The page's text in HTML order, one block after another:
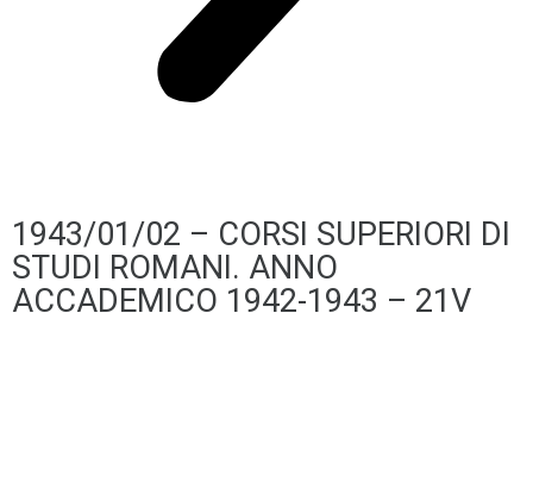
1943/01/02 – CORSI SUPERIORI DI
STUDI ROMANI. ANNO
ACCADEMICO 1942-1943 – 21V